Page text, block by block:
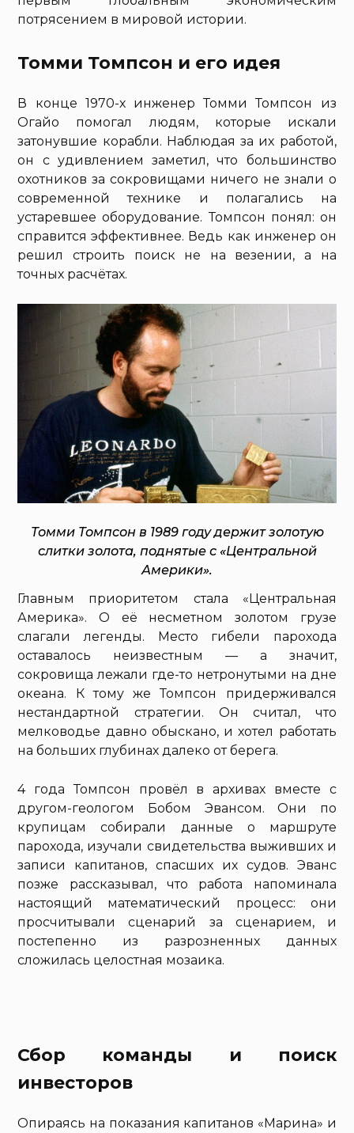
потрясением в мировой истории.
Томми Томпсон и его идея
В конце 1970-х инженер Томми Томпсон из
Огайо помогал людям, которые искали
затонувшие корабли. Наблюдая за их работой,
он с удивлением заметил, что большинство
охотников за сокровищами ничего не знали о
современной технике и полагались на
устаревшее оборудование. Томпсон понял: он
справится эффективнее. Ведь как инженер он
решил строить поиск не на везении, а на
точных расчётах.
Томми Томпсон в 1989 году держит золотую
слитки золота, поднятые с «Центральной
Америки».
Главным приоритетом стала «Центральная
Америка». О её несметном золотом грузе
слагали легенды. Место гибели парохода
оставалось неизвестным — а значит,
сокровища лежали где-то нетронутыми на дне
океана. К тому же Томпсон придерживался
нестандартной стратегии. Он считал, что
мелководье давно обыскано, и хотел работать
на больших глубинах далеко от берега.
4 года Томпсон провёл в архивах вместе с
другом-геологом Бобом Эвансом. Они по
крупицам собирали данные о маршруте
парохода, изучали свидетельства выживших и
записи капитанов, спасших их судов. Эванс
позже рассказывал, что работа напоминала
настоящий математический процесс: они
просчитывали сценарий за сценарием, и
постепенно из разрозненных данных
сложилась целостная мозаика.
Сбор команды и поиск
инвесторов
Опираясь на показания капитанов «Марина» и